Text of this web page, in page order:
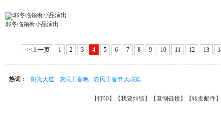
郭冬临领衔小品演出
<<上一页 1 2 3 4 5 6 7 8 9 10 11 12 13
热词： 阳光大道 农民工春晚 农民工春节大联欢
【打印 】【我要纠错】【复制链接】【转发邮件